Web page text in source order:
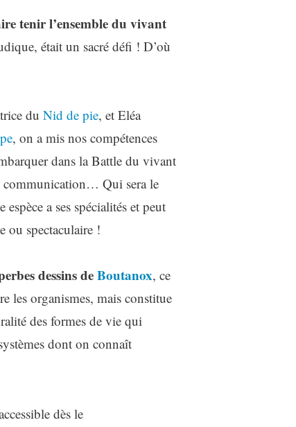
tenir l’ensemble du vivant
était un sacré défi ! D’où
du Nid de pie, et Eléa
, on a mis nos compétences
dans la Battle du vivant
Qui sera le
a ses spécialités et peut
ou spectaculaire !
dessins deBoutanox, ce
les organismes, mais constitue
des formes de vie qui
dont on connaît
dès le